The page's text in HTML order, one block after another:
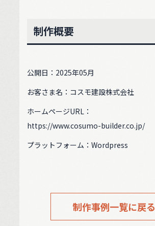
制作概要
公開日：2025年05月
お客さま名：コスモ建設株式会社
ホームページURL：
https://www.cosumo-builder.co.jp/
プラットフォーム：Wordpress
制作事例一覧に戻る